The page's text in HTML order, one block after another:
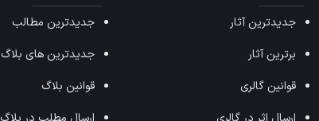
جدیدترین آثار
برترین آثار
قوانین گالری
جدیدترین مطالب
جدیدترین های بلاگ
قوانین بلاگ